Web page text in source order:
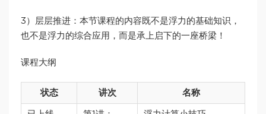
3）层层推进：本节课程的内容既不是浮力的基础知识，
也不是浮力的综合应用，而是承上启下的一座桥梁！
课程大纲
状态 讲次 名称